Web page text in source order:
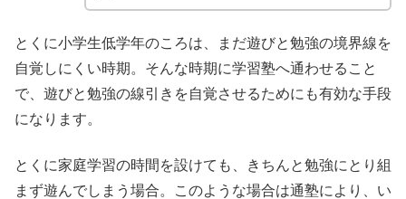
とくに小学生低学年のころは、まだ遊びと勉強の境界線を
自覚しにくい時期。そんな時期に学習塾へ通わせること
で、遊びと勉強の線引きを自覚させるためにも有効な手段
になります。
とくに家庭学習の時間を設けても、きちんと勉強にとり組
まず遊んでしまう場合。このような場合は通塾により、い